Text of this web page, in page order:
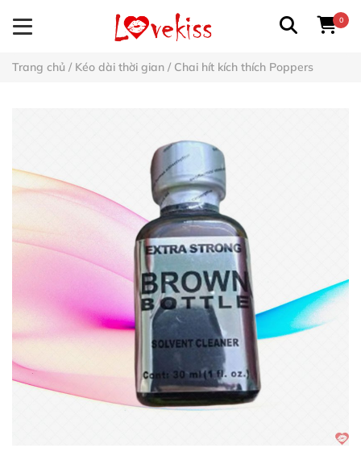
0
Trang chủ / Kéo dài thời gian / Chai hít kích thích Poppers